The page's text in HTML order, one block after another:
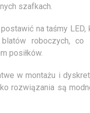
szafkach.
na taśmy
roboczych,
posiłków.
w montażu i
rozwiązania są